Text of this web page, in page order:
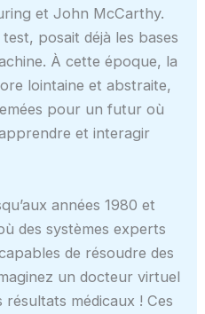
et John McCarthy.
posait déjà les bases
À cette époque, la
lointaine et abstraite,
pour un futur où
et interagir
années 1980 et
des systèmes experts
de résoudre des
un docteur virtuel
médicaux ! Ces